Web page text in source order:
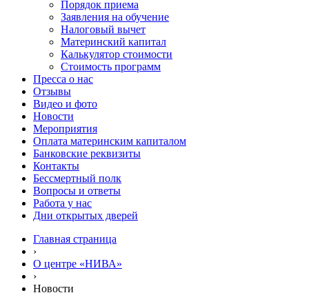
Порядок приема
Заявления на обучение
Налоговый вычет
Материнский капитал
Калькулятор стоимости
Стоимость программ
Пресса о нас
Отзывы
Видео и фото
Новости
Мероприятия
Оплата материнским капиталом
Банковские реквизиты
Контакты
Бессмертный полк
Вопросы и ответы
Работа у нас
Дни открытых дверей
Главная страница
›
О центре «НИВА»
›
Новости